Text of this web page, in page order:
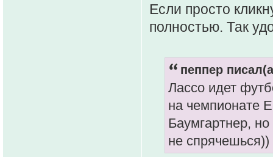
Если просто
полностью. Так
пеппер
Лассо идет
на чемпионате
Баумгартнер,
не спрячешься))